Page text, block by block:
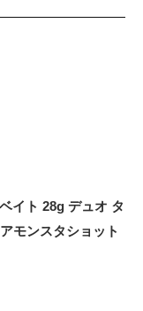
イト 28g デュオ タ
モンスタショット